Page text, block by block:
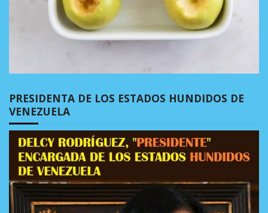
PRESIDENTA DE LOS ESTADOS HUNDIDOS DE
VENEZUELA